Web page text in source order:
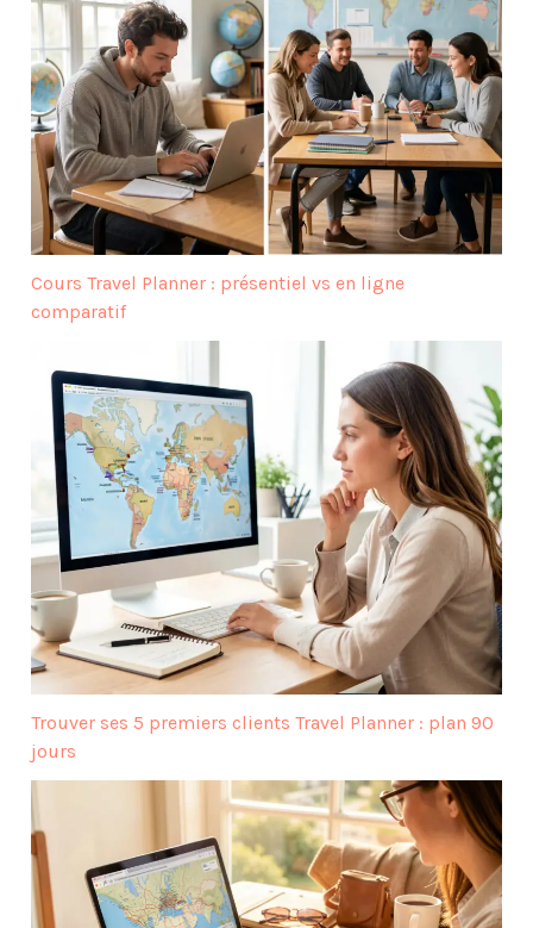
Cours Travel Planner : présentiel vs en ligne
comparatif
Trouver ses 5 premiers clients Travel Planner : plan 90
jours